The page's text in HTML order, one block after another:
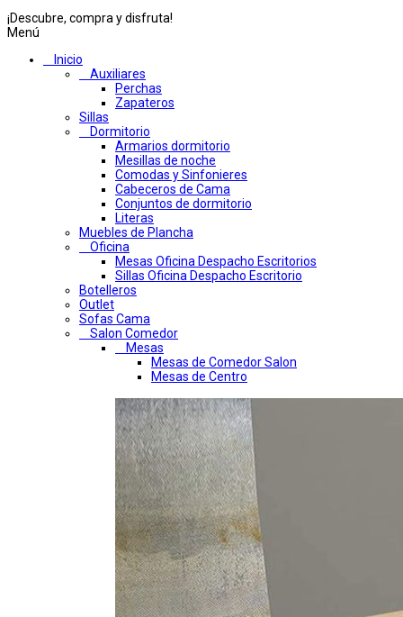
¡Descubre, compra y disfruta!
Menú
Inicio
Auxiliares
Perchas
Zapateros
Sillas
Dormitorio
Armarios dormitorio
Mesillas de noche
Comodas y Sinfonieres
Cabeceros de Cama
Conjuntos de dormitorio
Literas
Muebles de Plancha
Oficina
Mesas Oficina Despacho Escritorios
Sillas Oficina Despacho Escritorio
Botelleros
Outlet
Sofas Cama
Salon Comedor
Mesas
Mesas de Comedor Salon
Mesas de Centro